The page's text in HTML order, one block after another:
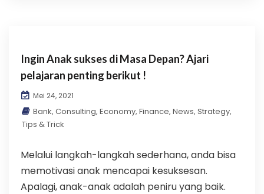
Ingin Anak sukses di Masa Depan? Ajari
pelajaran penting berikut !
Mei 24, 2021
Bank, Consulting, Economy, Finance, News, Strategy,
Tips & Trick
Melalui langkah-langkah sederhana, anda bisa
memotivasi anak mencapai kesuksesan.
Apalagi, anak-anak adalah peniru yang baik.